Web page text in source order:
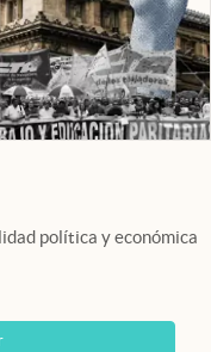
política y económica